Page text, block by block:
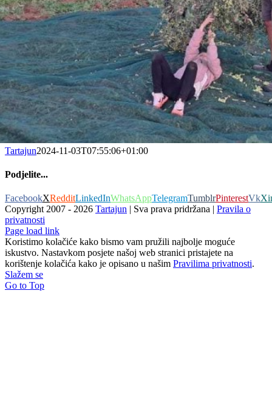
Tartajun2024-11-03T07:55:06+01:00
Podjelite...
FacebookXRedditLinkedInWhatsAppTelegramTumblrPinterestVk
Copyright 2007 - 2026 Tartajun | Sva prava pridržana | Pravila o
privatnosti
Page load link
Koristimo kolačiće kako bismo vam pružili najbolje moguće
iskustvo. Nastavkom posjete našoj web stranici pristajete na
korištenje kolačića kako je opisano u našim Pravilima privatnosti.
Slažem se
Go to Top